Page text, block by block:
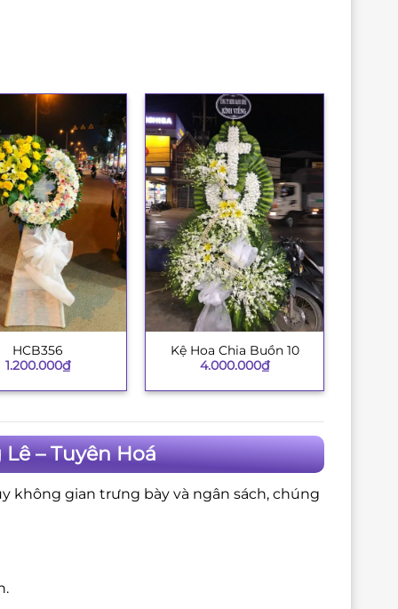
HCB356
1.200.000₫
+Kệ Hoa Chia Buồn 10
4.000.000₫
– Tuyên Hoá
không gian trưng bày và ngân sách, chúng